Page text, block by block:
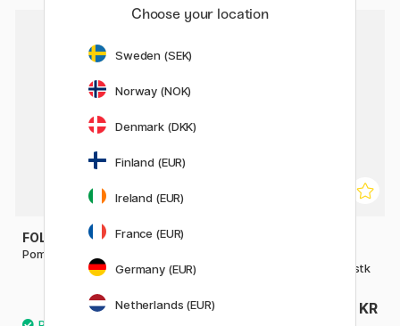
FOLIA
Pompoms Grøn 30-pack
26 KR
Piberensere Rainbow 212 stk
70 KR
Choose your location
Sweden (SEK)
Norway (NOK)
Denmark (DKK)
Finland (EUR)
Ireland (EUR)
France (EUR)
Germany (EUR)
Netherlands (EUR)